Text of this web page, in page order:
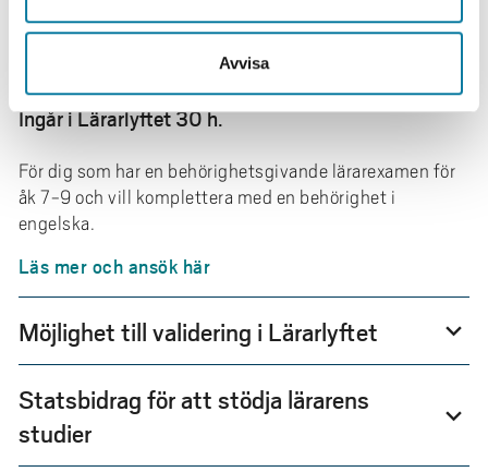
Avvisa
ENGELSKA GRUNDSKOLANS ÅK 7-9
Ingår i Lärarlyftet 30 h.
För dig som har en behörighetsgivande lärarexamen för
åk 7-9 och vill komplettera med en behörighet i
engelska.
Läs mer och ansök här
Möjlighet till validering i Lärarlyftet expand_more
Statsbidrag för att stödja lärarens
studier
expand_more